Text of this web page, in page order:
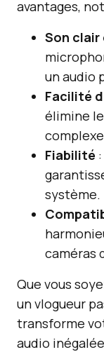
avantages,
Son clair
un audio
Facilité
élimine
Fiabilité
système.
caméras
Que vous
un vlogueur
transforme
audio